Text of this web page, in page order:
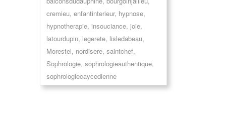
cremieu, enfantinterieur, hypnose,
hypnotherapie, insouciance, joie,
latourdupin, legerete, lisledabeau,
Morestel, nordisere, saintchef,
Sophrologie, sophrologieauthentique,
sophrologiecaycedienne